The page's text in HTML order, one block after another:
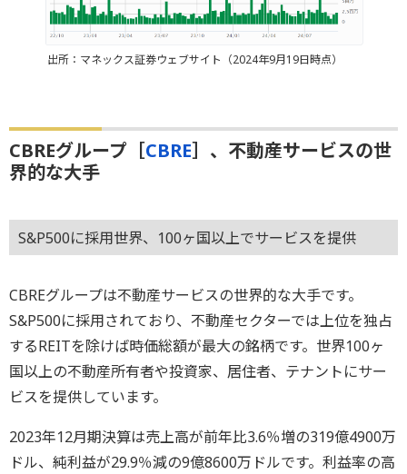
出所：マネックス証券ウェブサイト（2024年9月19日時点）
CBREグループ［CBRE］、不動産サービスの世
界的な大手
S&P500に採用世界、100ヶ国以上でサービスを提供
CBREグループは不動産サービスの世界的な大手です。
S&P500に採用されており、不動産セクターでは上位を独占
するREITを除けば時価総額が最大の銘柄です。世界100ヶ
国以上の不動産所有者や投資家、居住者、テナントにサー
ビスを提供しています。
2023年12月期決算は売上高が前年比3.6％増の319億4900万
ドル、純利益が29.9％減の9億8600万ドルです。利益率の高